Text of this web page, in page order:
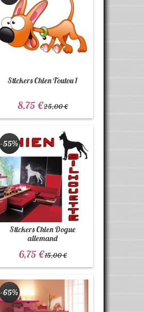
Stickers Chien Toutou 1
8,75 €25,00 €
Stickers Chien Dogue
allemand
-55%
6,75 €15,00 €
-65%